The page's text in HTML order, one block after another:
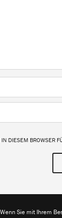
DIESEM BROWSER
Kontakt
Sie mit Ihrem